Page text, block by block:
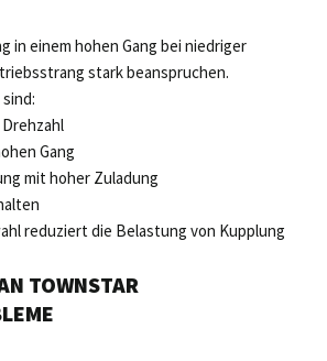
in einem hohen Gang bei niedriger
stark beanspruchen.
Gang
mit hoher Zuladung
reduziert die Belastung von Kupplung
TOWNSTAR